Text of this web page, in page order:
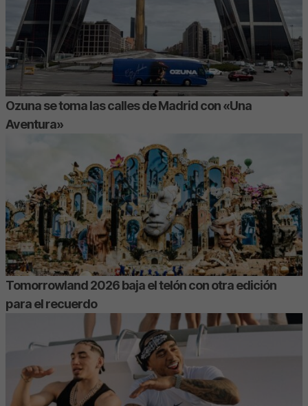
Ozuna se toma las calles de Madrid con «Una
Aventura»
Tomorrowland 2026 baja el telón con otra edición
para el recuerdo